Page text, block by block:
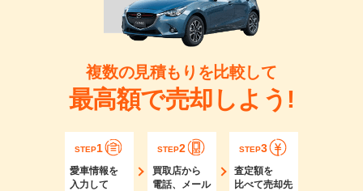
複数の見積もりを比較して
最高額で売却しよう!
STEP1
愛車情報を
入力して
STEP2
買取店から
電話、メール
STEP3
査定額を
比べて売却先